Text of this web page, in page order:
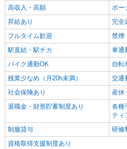
高収入・高額
ボー
昇給あり
完全
フルタイム歓迎
禁煙
駅直結・駅チカ
車通
バイク通勤OK
自転
残業少なめ（月20h未満）
交通
社会保険あり
産休
退職金・財形貯蓄制度あり
各種
ティ
制服貸与
研修
資格取得支援制度あり